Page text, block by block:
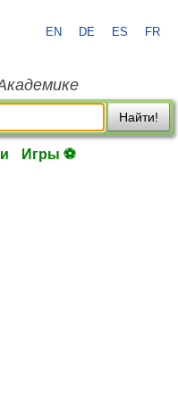
EN DE ES FR
Найти!
Игры ⚽